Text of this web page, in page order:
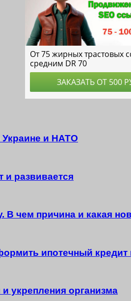
Украине и НАТО
и развивается
чем причина и какая
ипотечный
укрепления организма